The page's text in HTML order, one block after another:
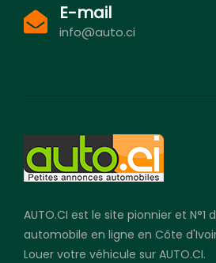
E-mail
info@auto.ci
AUTO.CI est le site pionnier et
automobile en ligne en Côte
Louer votre véhicule sur AUTO.CI.